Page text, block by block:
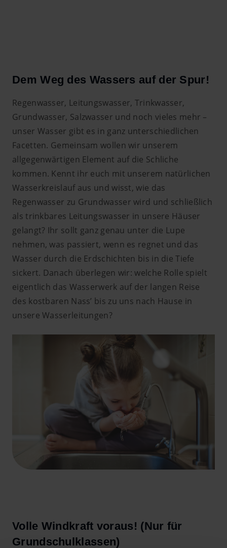
Dem Weg des Wassers auf der Spur!
Regenwasser, Leitungswasser, Trinkwasser,
Grundwasser, Salzwasser und noch vieles mehr –
unser Wasser gibt es in ganz unterschiedlichen
Facetten. Gemeinsam wollen wir unserem
allgegenwärtigen Element auf die Schliche
kommen. Kennt ihr euch mit unserem natürlichen
Wasserkreislauf aus und wisst, wie das
Regenwasser zu Grundwasser wird und schließlich
als trinkbares Leitungswasser in unsere Häuser
gelangt? Ihr sollt ganz genau unter die Lupe
nehmen, was passiert, wenn es regnet und das
Wasser durch die Erdschichten bis in die Tiefe
sickert. Danach überlegen wir: welche Rolle spielt
eigentlich das Wasserwerk auf der langen Reise
des kostbaren Nass’ bis zu uns nach Hause in
unsere Wasserleitungen?
Volle Windkraft voraus! (Nur für
Grundschulklassen)